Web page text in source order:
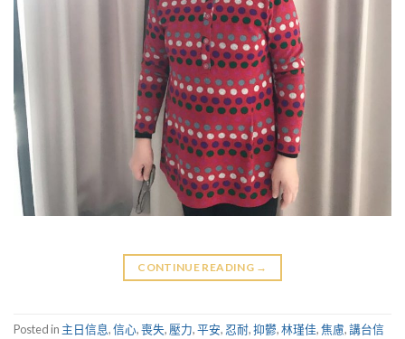
CONTINUE READING →
Posted in 主日信息,信心,喪失, 壓力,平安, 忍耐,抑鬱,林瑾佳,焦慮,講台信